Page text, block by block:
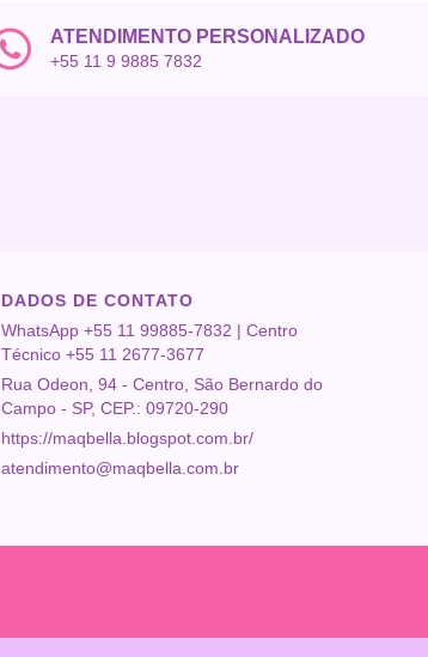
ATENDIMENTO PERSONALIZADO
+55 11 9 9885 7832
DADOS DE CONTATO
WhatsApp +55 11 99885-7832 | Centro
Técnico +55 11 2677-3677
Rua Odeon, 94 - Centro, São Bernardo do
Campo - SP, CEP.: 09720-290
https://maqbella.blogspot.com.br/
atendimento@maqbella.com.br